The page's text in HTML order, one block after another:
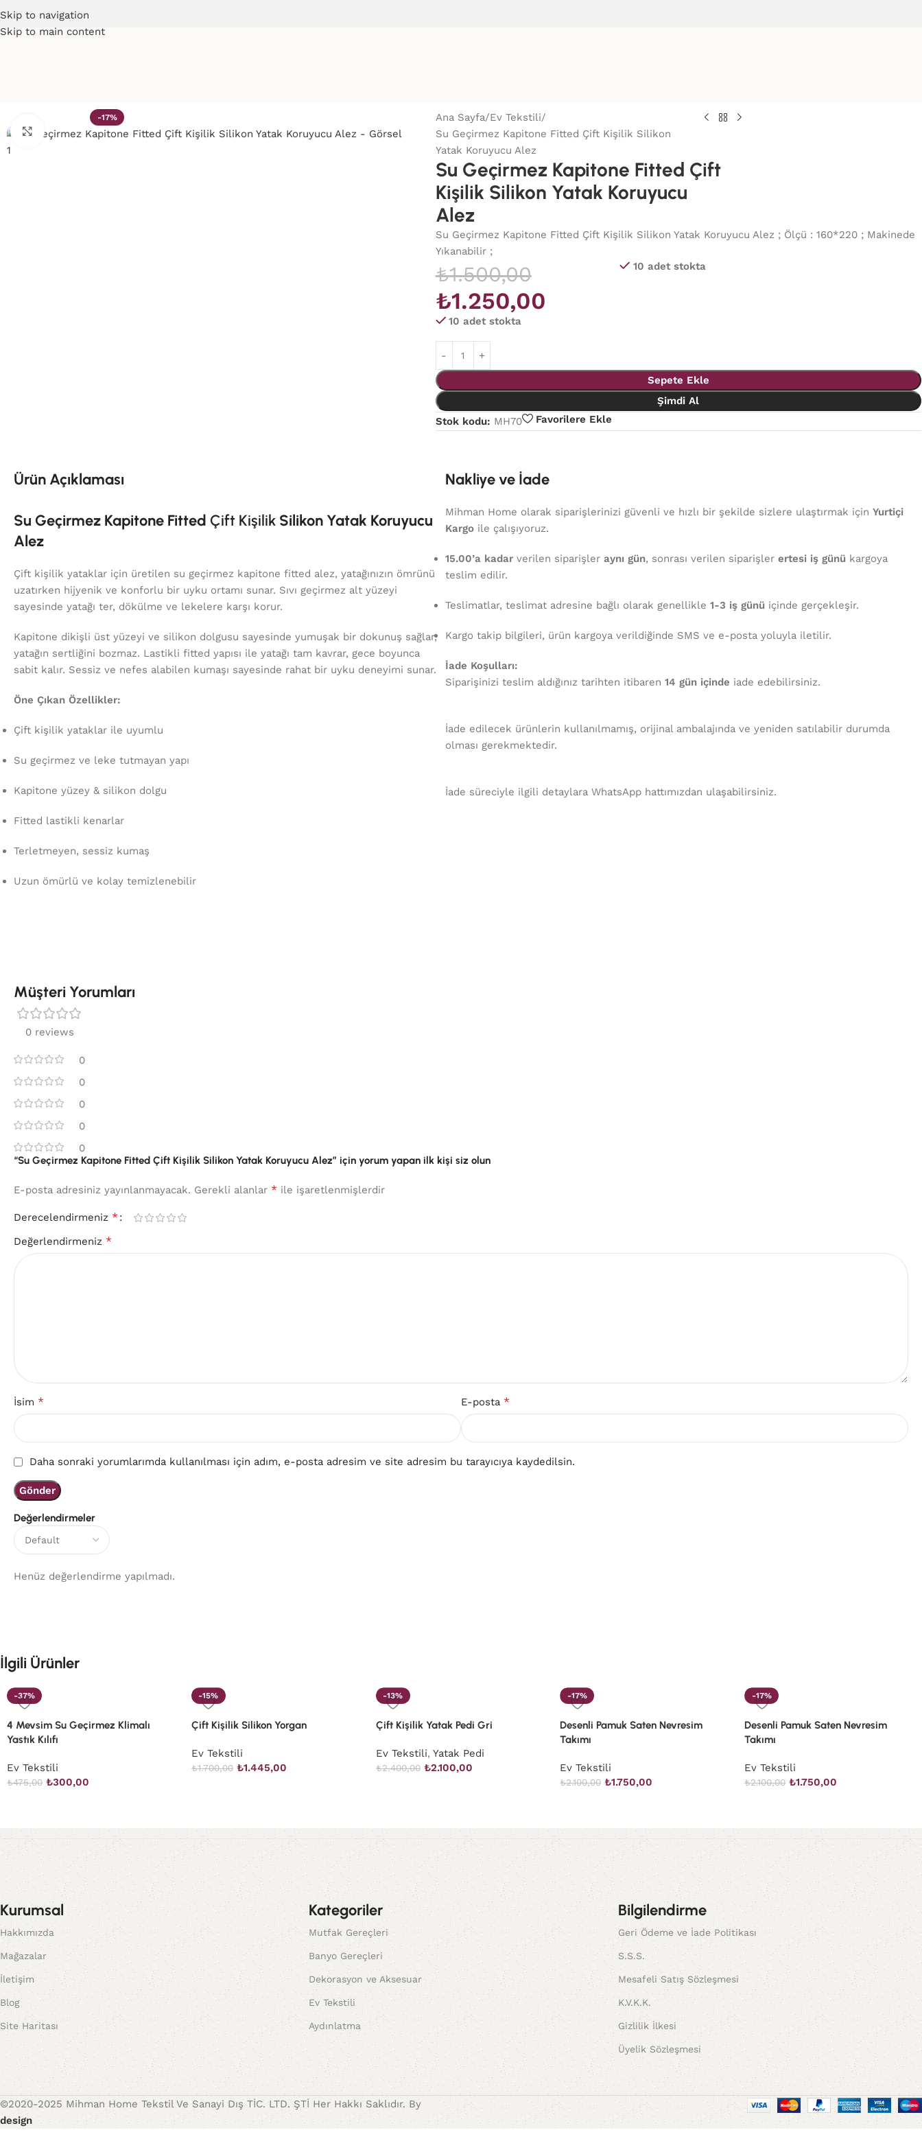
Skip to navigation
Skip to main content
-17%
Click to enlarge
Ana Sayfa Ev Tekstili
Su Geçirmez Kapitone Fitted Çift Kişilik Silikon
Yatak Koruyucu Alez
Su Geçirmez Kapitone Fitted Çift
Kişilik Silikon Yatak Koruyucu
Alez
Su Geçirmez Kapitone Fitted Çift Kişilik Silikon Yatak Koruyucu Alez ; Ölçü : 160*220 ; Makinede
Yıkanabilir ;
₺1.500,00
₺1.250,00
10 adet stokta
10 adet stokta
Sepete Ekle
Şimdi Al
Stok kodu: MH70 Favorilere Ekle
Ürün Açıklaması
Su Geçirmez Kapitone Fitted Çift Kişilik Silikon Yatak Koruyucu
Alez
Çift kişilik yataklar için üretilen su geçirmez kapitone fitted alez, yatağınızın ömrünü
uzatırken hijyenik ve konforlu bir uyku ortamı sunar. Sıvı geçirmez alt yüzeyi
sayesinde yatağı ter, dökülme ve lekelere karşı korur.
Kapitone dikişli üst yüzeyi ve silikon dolgusu sayesinde yumuşak bir dokunuş sağlar,
yatağın sertliğini bozmaz. Lastikli fitted yapısı ile yatağı tam kavrar, gece boyunca
sabit kalır. Sessiz ve nefes alabilen kumaşı sayesinde rahat bir uyku deneyimi sunar.
Öne Çıkan Özellikler:
Çift kişilik yataklar ile uyumlu
Su geçirmez ve leke tutmayan yapı
Kapitone yüzey & silikon dolgu
Fitted lastikli kenarlar
Terletmeyen, sessiz kumaş
Uzun ömürlü ve kolay temizlenebilir
Nakliye ve İade
Mihman Home olarak siparişlerinizi güvenli ve hızlı bir şekilde sizlere ulaştırmak içinYurtiçi
Kargo ile çalışıyoruz.
15.00’a kadar verilen siparişleraynı gün, sonrası verilen siparişlerertesi iş günü kargoya
teslim edilir.
Teslimatlar, teslimat adresine bağlı olarak genellikle1-3 iş günü içinde gerçekleşir.
Kargo takip bilgileri, ürün kargoya verildiğinde SMS ve e-posta yoluyla iletilir.
İade Koşulları:
Siparişinizi teslim aldığınız tarihten itibaren14 gün içinde iade edebilirsiniz.
İade edilecek ürünlerin kullanılmamış, orijinal ambalajında ve yeniden satılabilir durumda
olması gerekmektedir.
İade süreciyle ilgili detaylara WhatsApp hattımızdan ulaşabilirsiniz.
Müşteri Yorumları
0 reviews
0
0
0
0
0
Değerlendirmeler
Henüz değerlendirme yapılmadı.
“Su Geçirmez Kapitone Fitted Çift Kişilik Silikon Yatak Koruyucu Alez” için yorum yapan ilk kişi siz olun
E-posta adresiniz yayınlanmayacak. Gerekli alanlar * ile işaretlenmişlerdir
Derecelendirmeniz *
Değerlendirmeniz *
İsim * E-posta *
Daha sonraki yorumlarımda kullanılması için adım, e-posta adresim ve site adresim bu tarayıcıya kaydedilsin.
İlgili Ürünler
-37%
4 Mevsim Su Geçirmez Klimalı
Yastık Kılıfı
Ev Tekstili
₺475,00 ₺300,00
-15%
Çift Kişilik Silikon Yorgan
Ev Tekstili
₺1.700,00 ₺1.445,00
-13%
Çift Kişilik Yatak Pedi Gri
Ev Tekstili, Yatak Pedi
₺2.400,00 ₺2.100,00
-17%
Desenli Pamuk Saten Nevresim
Takımı
Ev Tekstili
₺2.100,00 ₺1.750,00
-17%
Desenli Pamuk Saten Nevresim
Takımı
Ev Tekstili
₺2.100,00 ₺1.750,00
Kurumsal
Hakkımızda
Mağazalar
İletişim
Blog
Site Haritası
Kategoriler
Mutfak Gereçleri
Banyo Gereçleri
Dekorasyon ve Aksesuar
Ev Tekstili
Aydınlatma
Bilgilendirme
Geri Ödeme ve İade Politikası
S.S.S.
Mesafeli Satış Sözleşmesi
K.V.K.K.
Gizlilik İlkesi
Üyelik Sözleşmesi
©2020-2025 Mihman Home Tekstil Ve Sanayi Dış TİC. LTD. ŞTİ Her Hakkı Saklıdır. By
design